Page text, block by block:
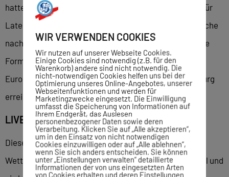
hatte das Paar mit dem Deutschen Meistertitel in der Kür
Latein seine Klasse unter Beweis gestellt. Nur eine Woche
nach dem nationalen Triumph bestätigte das Paar seine
Form auch auf internationaler Bühne. Bei der
Europameisterschaft der WDC Professionals in Augsburg
erreichten Franzò und Garbe einen starken 14. Platz.
LIVEMUSIK UND AUSVERKAUFT
Dieses Turnier zählt zu den anspruchsvollsten
Wettbewerben Europas. Livemusik, ausverkaufter Saal und
WIR VERWENDEN COOKIES
Wir nutzen auf unserer Webseite Cookies.
Einige Cookies sind notwendig (z.B. für den
Warenkorb) andere sind nicht notwendig. Die
nicht-notwendigen Cookies helfen uns bei der
Optimierung unseres Online-Angebotes, unserer
Webseitenfunktionen und werden für
Marketingzwecke eingesetzt. Die Einwilligung
umfasst die Speicherung von Informationen auf
Ihrem Endgerät, das Auslesen
personenbezogener Daten sowie deren
Verarbeitung. Klicken Sie auf „Alle akzeptieren“,
um in den Einsatz von nicht notwendigen
Cookies einzuwilligen oder auf „Alle ablehnen“,
wenn Sie sich anders entscheiden. Sie können
unter „Einstellungen verwalten“ detaillierte
Informationen der von uns eingesetzten Arten
von Cookies erhalten und deren Einstellungen